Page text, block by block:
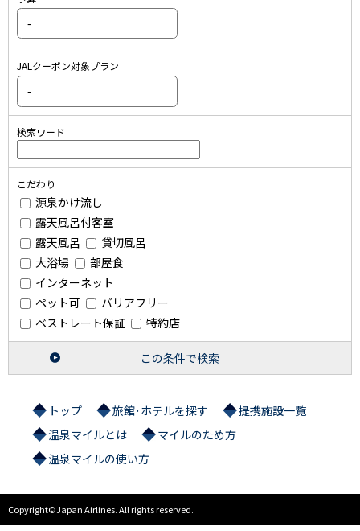
JALクーポン対象プラン
検索ワード
こだわり
源泉かけ流し
露天風呂付客室
露天風呂
貸切風呂
大浴場
部屋食
インターネット
ペット可
バリアフリー
ベストレート保証
特約店
この条件で検索
トップ 旅館･ホテルを探す
提携施設一覧
温泉マイルとは
マイルのため方
温泉マイルの使い方
Copyright©Japan Airlines. All rights reserved.